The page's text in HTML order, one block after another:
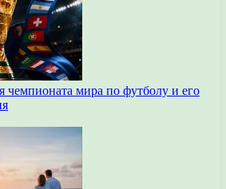
чемпионата мира по футболу и его